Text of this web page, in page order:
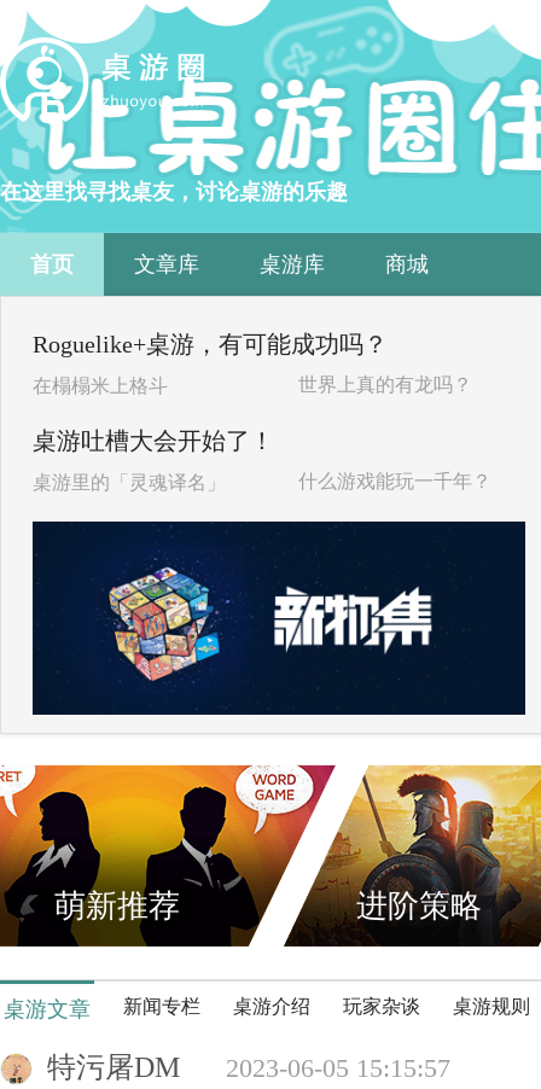
在这里找寻找桌友，讨论桌游的乐趣
首页 文章库 桌游库 商城
Roguelike+桌游，有可能成功吗？
在榻榻米上格斗 世界上真的有龙吗？
桌游吐槽大会开始了！
桌游里的「灵魂译名」 什么游戏能玩一千年？
萌新推荐 进阶策略
桌游文章 新闻专栏 桌游介绍 玩家杂谈 桌游规则
特污屠DM 2023-06-05 15:15:57